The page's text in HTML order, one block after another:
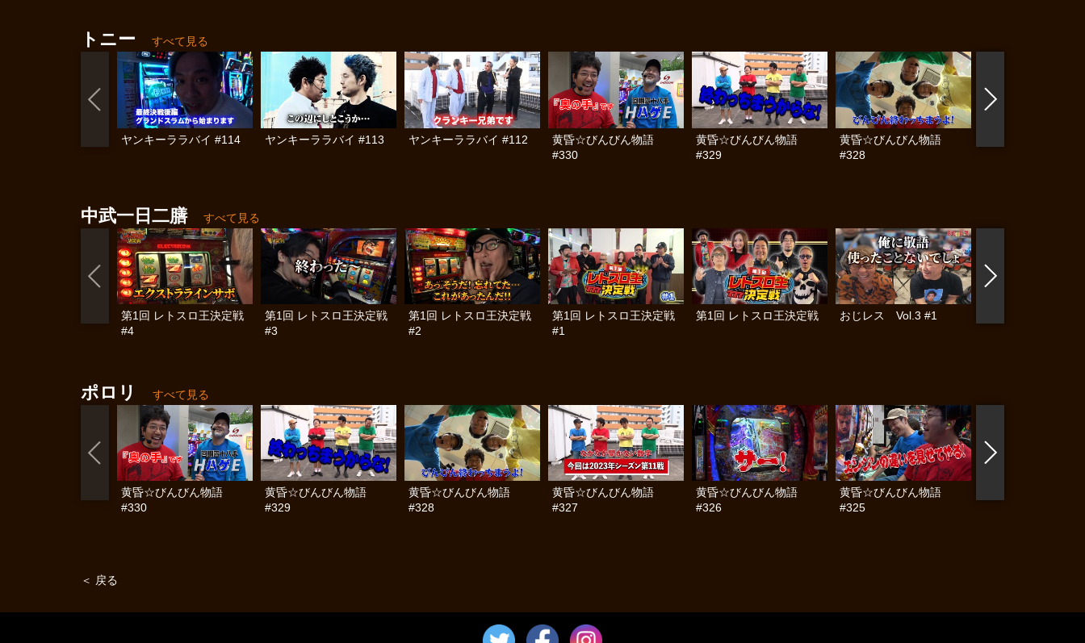
トニー すべて見る
ヤンキーララバイ #114 ヤンキーララバイ #113 ヤンキーララバイ #112
黄昏☆びんびん物語
#330
黄昏☆びんびん物語
#329
黄昏☆びんびん物語
#328
中武一日二膳 すべて見る
第1回 レトスロ王決定戦
#4
第1回 レトスロ王決定戦
#3
第1回 レトスロ王決定戦
#2
第1回 レトスロ王決定戦
#1
第1回 レトスロ王決定戦 おじレス Vol.3 #1
ポロリ すべて見る
黄昏☆びんびん物語
#330
黄昏☆びんびん物語
#329
黄昏☆びんびん物語
#328
黄昏☆びんびん物語
#327
黄昏☆びんびん物語
#326
黄昏☆びんびん物語
#325
＜ 戻る